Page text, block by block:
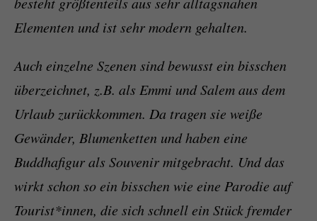
Elementen und ist sehr modern gehalten.
Auch einzelne Szenen sind bewusst ein bisschen
überzeichnet, z.B. als Emmi und Salem aus dem
Urlaub zurückkommen. Da tragen sie weiße
Gewänder, Blumenketten und haben eine
Buddhafigur als Souvenir mitgebracht. Und das
wirkt schon so ein bisschen wie eine Parodie auf
Tourist*innen, die sich schnell ein Stück fremder